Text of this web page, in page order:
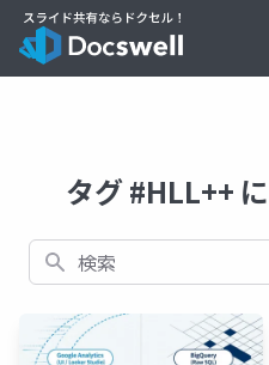
タグ #HLL++
検索